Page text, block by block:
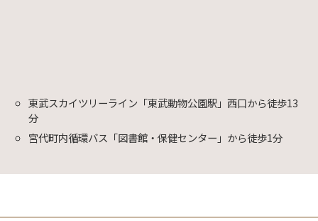
東武スカイツリーライン「東武動物公園駅」西口から徒歩13
分
宮代町内循環バス「図書館・保健センター」から徒歩1分